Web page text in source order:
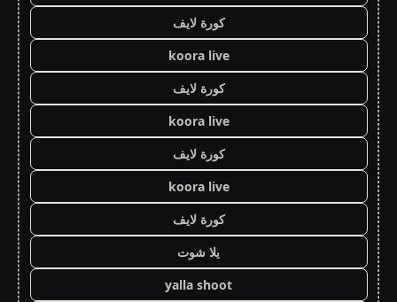
كورة لايف
koora live
كورة لايف
koora live
كورة لايف
koora live
كورة لايف
يلا شوت
yalla shoot